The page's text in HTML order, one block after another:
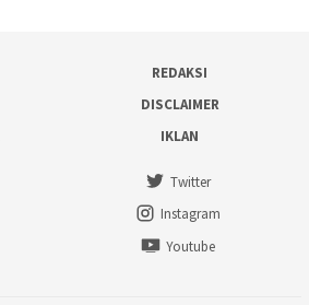
REDAKSI
DISCLAIMER
IKLAN
Twitter
Instagram
Youtube